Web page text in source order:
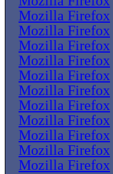
Mozilla Firefox
Mozilla Firefox
Mozilla Firefox
Mozilla Firefox
Mozilla Firefox
Mozilla Firefox
Mozilla Firefox
Mozilla Firefox
Mozilla Firefox
Mozilla Firefox
Mozilla Firefox